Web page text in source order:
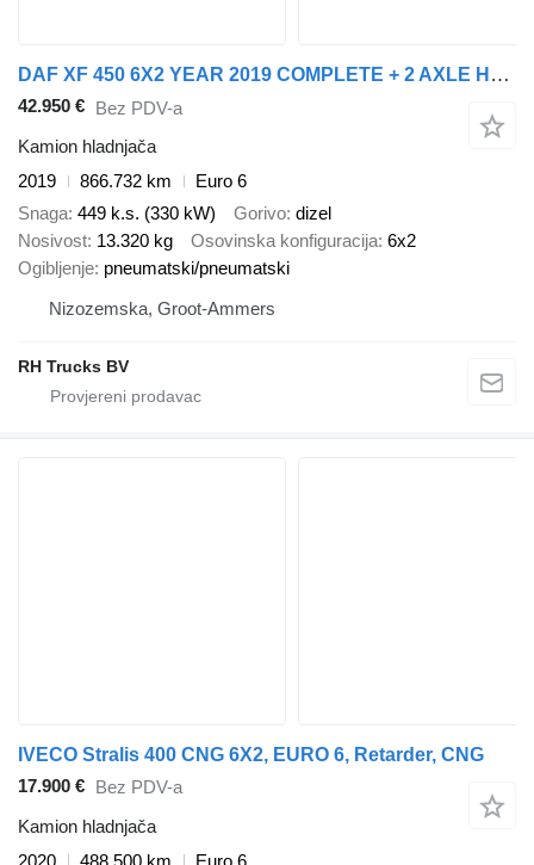
DAF XF 450 6X2 YEAR 2019 COMPLETE + 2 AXLE HERTOGHS + prikolica hladnjača
42.950 € Bez PDV-a
Kamion hladnjača
2019
866.732 km
Euro 6
Snaga 449 k.s. (330 kW) Gorivo dizel
Nosivost 13.320 kg Osovinska konfiguracija 6x2
Ogibljenje pneumatski/pneumatski
Nizozemska, Groot-Ammers
RH Trucks BV
IVECO Stralis 400 CNG 6X2, EURO 6, Retarder, CNG
17.900 € Bez PDV-a
Kamion hladnjača
2020
488.500 km Euro 6